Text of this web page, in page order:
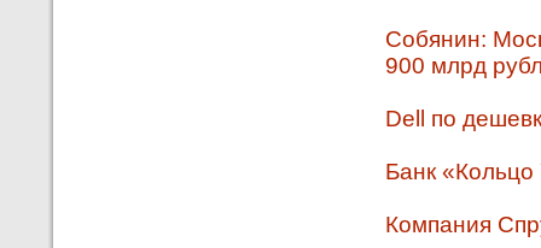
Собянин:
900 млрд
Dell по
Банк
Компания